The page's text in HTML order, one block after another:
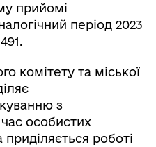
прийомі
період 2023
комітету та міської
з
особистих
роботі